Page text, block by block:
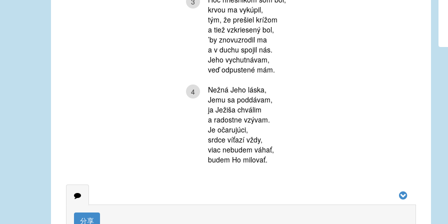
krvou ma vykúpil,
tým, že prešiel krížom
a tiež vzkriesený bol,
’by znovuzrodil ma
a v duchu spojil nás.
Jeho vychutnávam,
veď odpustené mám.
4
Nežná Jeho láska,
Jemu sa poddávam,
ja Ježiša chválim
a radostne vzývam.
Je očarujúci,
srdce víťazí vždy,
viac nebudem váhať,
budem Ho milovať.
分享